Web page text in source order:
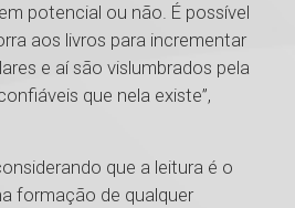
potencial ou não. É possível
aos livros para incrementar
e aí são vislumbrados pela
que nela existe”,
que a leitura é o
formação de qualquer